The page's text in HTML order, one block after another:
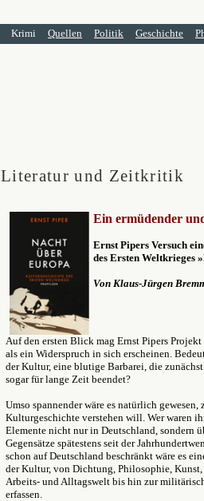
Krimi Quellen Politik Geschichte
Literatur und Zeitkritik
Ein ermüdender
Ernst Pipers Versuch
des Ersten Weltkrieges
Von Klaus-Jürgen
Auf den ersten Blick mag Ernst Pipers
als ein Widerspruch in sich erscheinen.
der Kultur, eine blutige Barbarei, die
sogar für lange Zeit beendet?
Umso spannender wäre es natürlich
Kulturgeschichte verstehen will. Wer waren
Elemente nicht nur in Deutschland, sondern
Gegensätze spätestens seit der
schon auf Deutschland beschränkt wäre es
der Kultur, von Dichtung, Philosophie,
Arbeits- und Alltagswelt bis hin zur
erfassen.